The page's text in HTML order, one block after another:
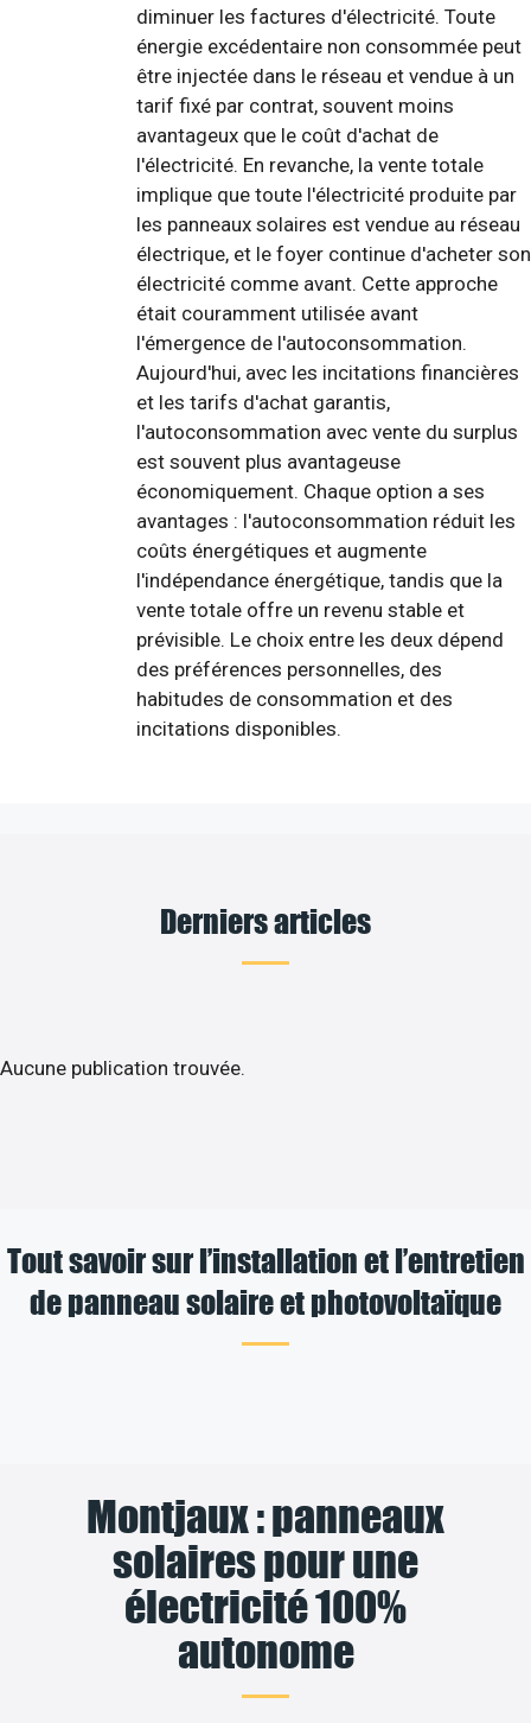
diminuer les factures d'électricité. Toute
énergie excédentaire non consommée peut
être injectée dans le réseau et vendue à un
tarif fixé par contrat, souvent moins
avantageux que le coût d'achat de
l'électricité. En revanche, la vente totale
implique que toute l'électricité produite par
les panneaux solaires est vendue au réseau
électrique, et le foyer continue d'acheter son
électricité comme avant. Cette approche
était couramment utilisée avant
l'émergence de l'autoconsommation.
Aujourd'hui, avec les incitations financières
et les tarifs d'achat garantis,
l'autoconsommation avec vente du surplus
est souvent plus avantageuse
économiquement. Chaque option a ses
avantages : l'autoconsommation réduit les
coûts énergétiques et augmente
l'indépendance énergétique, tandis que la
vente totale offre un revenu stable et
prévisible. Le choix entre les deux dépend
des préférences personnelles, des
habitudes de consommation et des
incitations disponibles.
Derniers articles
Aucune publication trouvée.
Tout savoir sur l’installation et l’entretien
de panneau solaire et photovoltaïque
Montjaux : panneaux
solaires pour une
électricité 100%
autonome